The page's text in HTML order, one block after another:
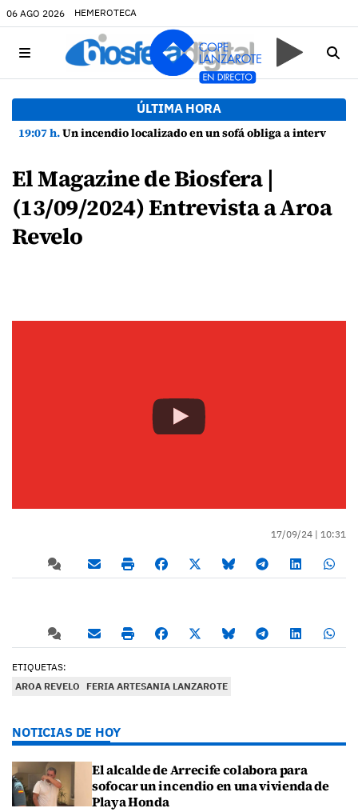
06 AGO 2026 HEMEROTECA
ÚLTIMA HORA
19:07 h.Un incendio localizado en un sofá obliga a intervenir en una vivienda de Playa Honda
El Magazine de Biosfera |
(13/09/2024) Entrevista a Aroa
Revelo
17/09/24 | 10:31
ETIQUETAS:
AROA REVELO
FERIA ARTESANIA LANZAROTE
NOTICIAS DE HOY
El alcalde de Arrecife colabora para
sofocar un incendio en una vivienda de
Playa Honda